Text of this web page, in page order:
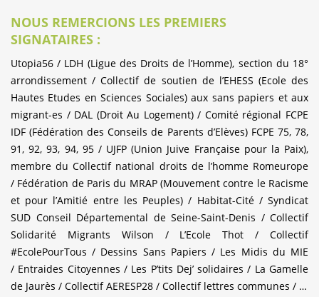
NOUS REMERCIONS LES PREMIERS
SIGNATAIRES :
Utopia56 / LDH (Ligue des Droits de l’Homme), section du 18°
arrondissement / Collectif de soutien de l’EHESS (Ecole des
Hautes Etudes en Sciences Sociales) aux sans papiers et aux
migrant-es / DAL (Droit Au Logement) / Comité régional FCPE
IDF (Fédération des Conseils de Parents d’Elèves) FCPE 75, 78,
91, 92, 93, 94, 95 / UJFP (Union Juive Française pour la Paix),
membre du Collectif national droits de l’homme Romeurope
/ Fédération de Paris du MRAP (Mouvement contre le Racisme
et pour l’Amitié entre les Peuples) / Habitat-Cité / Syndicat
SUD Conseil Départemental de Seine-Saint-Denis / Collectif
Solidarité Migrants Wilson / L’Ecole Thot / Collectif
#EcolePourTous / Dessins Sans Papiers / Les Midis du MIE
/ Entraides Citoyennes / Les P’tits Dej’ solidaires / La Gamelle
de Jaurès / Collectif AERESP28 / Collectif lettres communes / …